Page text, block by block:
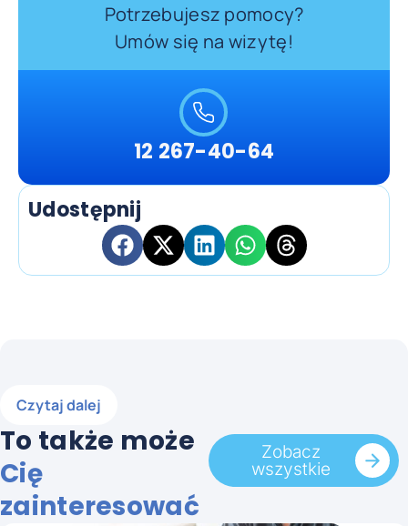
Potrzebujesz pomocy?
Umów się na wizytę!
12 267-40-64
Udostępnij
Czytaj dalej
To także może
Cię
zainteresować
Zobacz
wszystkie